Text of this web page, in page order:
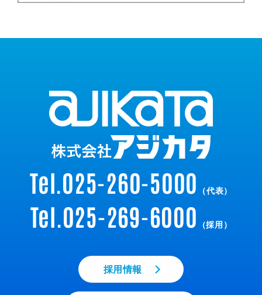
Tel.025-260-5000 （代表）
Tel.025-269-6000 （採用）
採用情報